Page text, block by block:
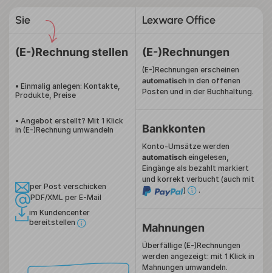
Sie
(E-)Rechnung stellen
• Einmalig anlegen: Kontakte,
Produkte, Preise
• Angebot erstellt? Mit 1 Klick
in (E-)Rechnung umwandeln
per Post verschicken
PDF/XML per E-Mail
im Kundencenter
bereitstellen
Lexware Office
(E-)Rechnungen
(E-)Rechnungen erscheinen
automatisch in den offenen
Posten und in der Buchhaltung.
Bankkonten
Konto-Umsätze werden
automatisch eingelesen,
Eingänge als bezahlt markiert
und korrekt verbucht (auch mit
)
.
Mahnungen
Überfällige (E-)Rechnungen
werden angezeigt: mit 1 Klick in
Mahnungen umwandeln.